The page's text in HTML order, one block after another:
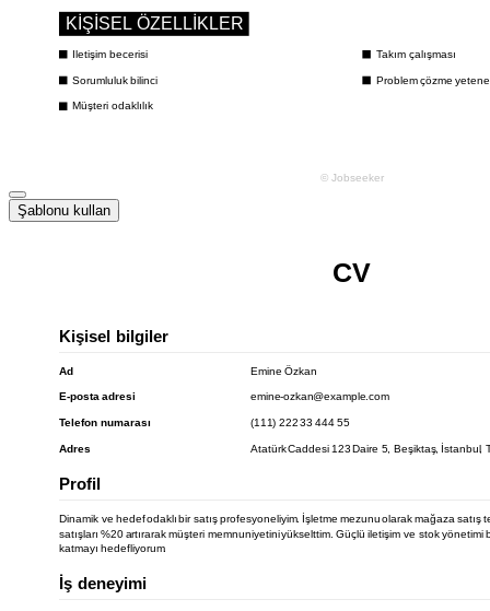
Şablonu kullan